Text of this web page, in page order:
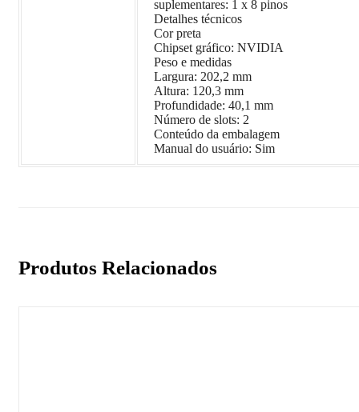
suplementares: 1 x 8 pinos
Detalhes técnicos
Cor preta
Chipset gráfico: NVIDIA
Peso e medidas
Largura: 202,2 mm
Altura: 120,3 mm
Profundidade: 40,1 mm
Número de slots: 2
Conteúdo da embalagem
Manual do usuário: Sim
Produtos Relacionados